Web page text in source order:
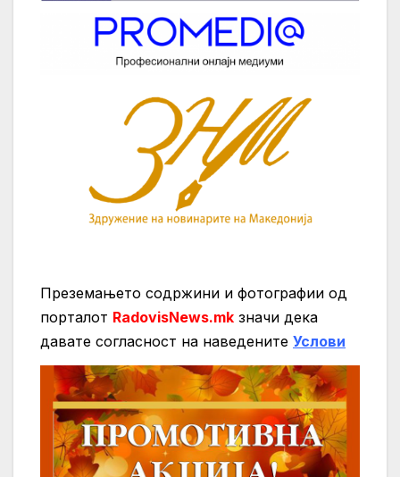
Преземањето содржини и фотографии од
порталот RadovisNews.mk значи дека
давате согласност на нaведените Услови